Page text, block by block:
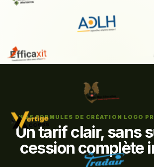
NOS FORMULES DE CRÉATION LOGO
Un tarif clair, sans
cession complète